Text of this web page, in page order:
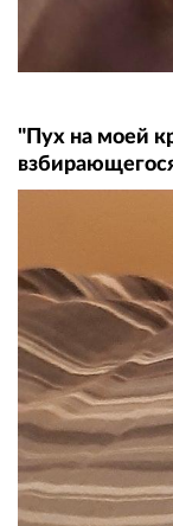
"Пух на моей